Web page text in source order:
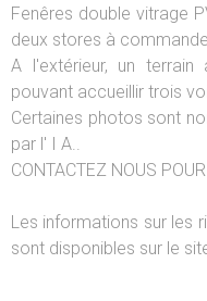
Fenêres double vitrage
deux stores à
A l'extérieur, un
pouvant accueillir trois
Certaines photos sont
par l' I A..
CONTACTEZ NOUS
Les informations sur les
sont disponibles sur le